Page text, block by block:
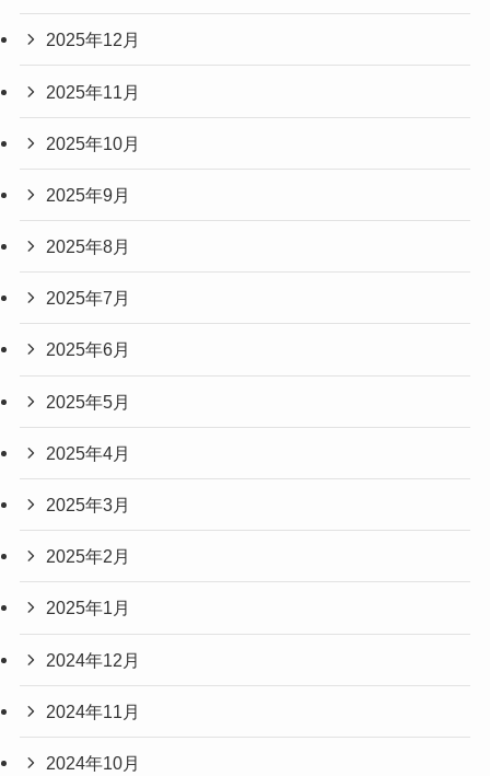
2025年12月
2025年11月
2025年10月
2025年9月
2025年8月
2025年7月
2025年6月
2025年5月
2025年4月
2025年3月
2025年2月
2025年1月
2024年12月
2024年11月
2024年10月